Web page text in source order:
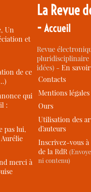
Un
et
de ce
qui
:
pas lui,
Aurélie
merci à
La Revue
-Accueil
Revue
idées) -En
Contacts
Mentions légales
Ours
Utilisation des
d’auteurs
Inscrivez-vous
de la RdR
ni contenu)